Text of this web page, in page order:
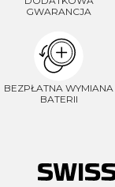
GWARANCJA
BEZPŁATNA WYMIANA
BATERII